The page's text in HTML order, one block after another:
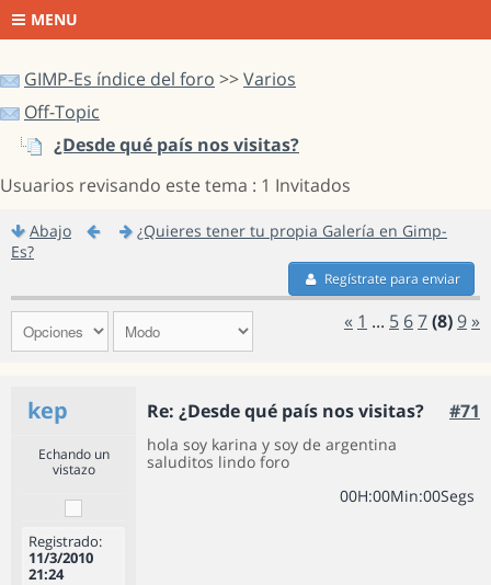
MENU
GIMP-Es índice del foro >>Varios
Off-Topic
¿Desde qué país nos visitas?
Usuarios revisando este tema : 1 Invitados
Abajo
¿Quieres tener tu propia Galería en Gimp-
Es?
Regístrate para enviar
« 1 ... 5 67(8) 9 »
kep Re: ¿Desde qué país nos visitas? #71
Echando un
vistazo
Registrado:
11/3/2010
21:24
hola soy karina y soy de argentina
saluditos lindo foro
00H:00Min:00Segs